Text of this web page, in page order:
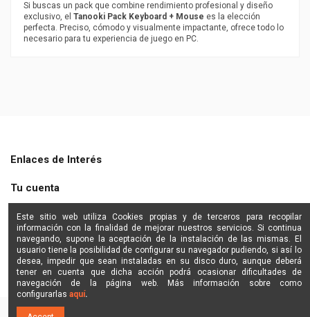
Si buscas un pack que combine rendimiento profesional y diseño
exclusivo, el Tanooki Pack Keyboard + Mouse es la elección
perfecta. Preciso, cómodo y visualmente impactante, ofrece todo lo
necesario para tu experiencia de juego en PC.
Enlaces de Interés
Tu cuenta
Shine Star
Contactanos
Este sitio web utiliza Cookies propias y de terceros para recopilar
información con la finalidad de mejorar nuestros servicios. Si continua
navegando, supone la aceptación de la instalación de las mismas. El
usuario tiene la posibilidad de configurar su navegador pudiendo, si así lo
desea, impedir que sean instaladas en su disco duro, aunque deberá
tener en cuenta que dicha acción podrá ocasionar dificultades de
navegación de la página web. Más información sobre como
configurarlas aquí.